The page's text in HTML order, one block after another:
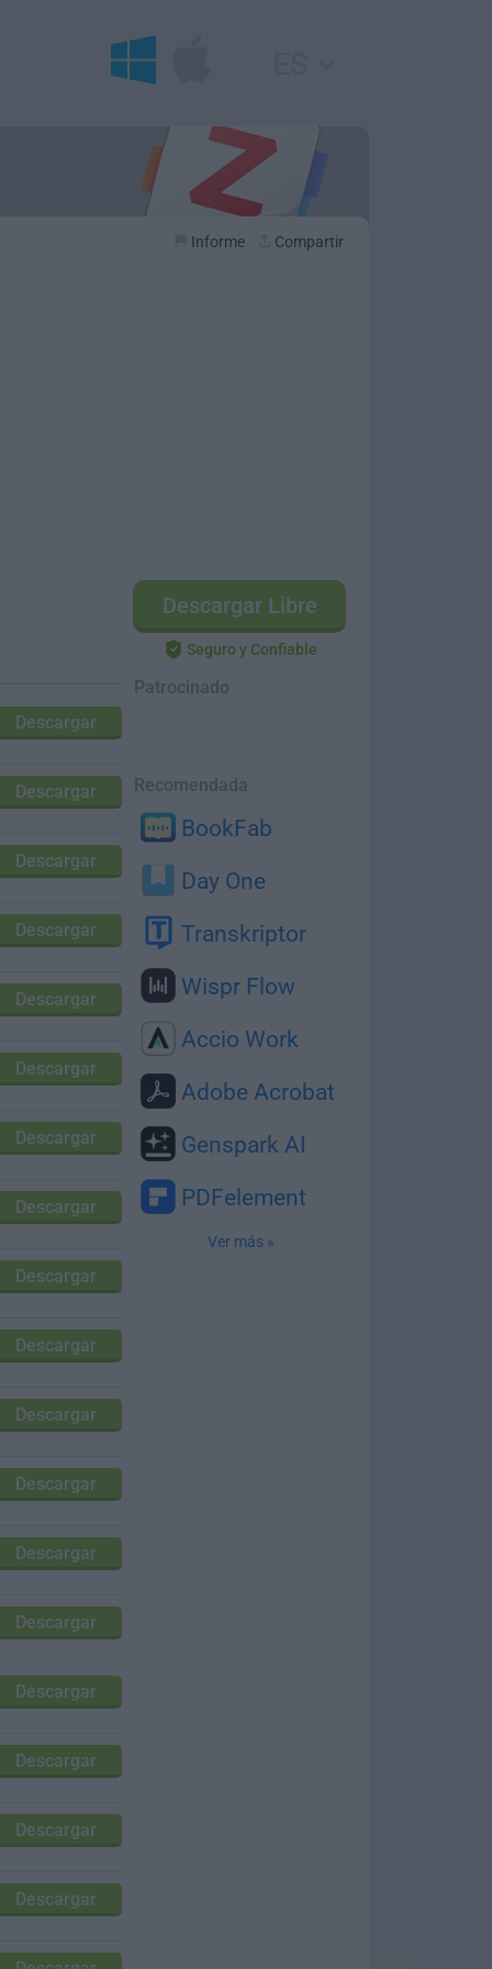
Informe Compartir
Descargar Libre
Seguro y Confiable
Patrocinado
Recomendada
BookFab
Day One
Transkriptor
Wispr Flow
Accio Work
Adobe Acrobat
Genspark AI
PDFelement
Ver más »
Descargar
Descargar
Descargar
Descargar
Descargar
Descargar
Descargar
Descargar
Descargar
Descargar
Descargar
Descargar
Descargar
Descargar
Descargar
Descargar
Descargar
Descargar